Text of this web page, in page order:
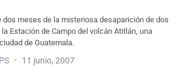
dos meses de la misteriosa desaparición de dos
Estación de Campo del volcán Atitlán, una
de Guatemala.
11 junio, 2007